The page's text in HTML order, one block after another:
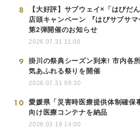
8
【大好評】サブウェイ×「はぴだん
店頭キャンペーン 『はぴサブサマ
第2弾開催のお知らせ
2026.07.31 11:00
9
掛川の祭典シーズン到来! 市内各
気あふれる祭りを開催
2026.07.31 09:30
10
愛媛県「災害時医療提供体制確保
向け医療コンテナを納品
2026.03.19 14:00